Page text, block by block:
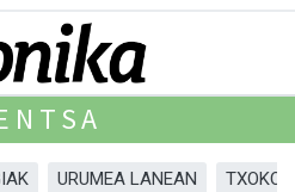
URUMEA LANEAN